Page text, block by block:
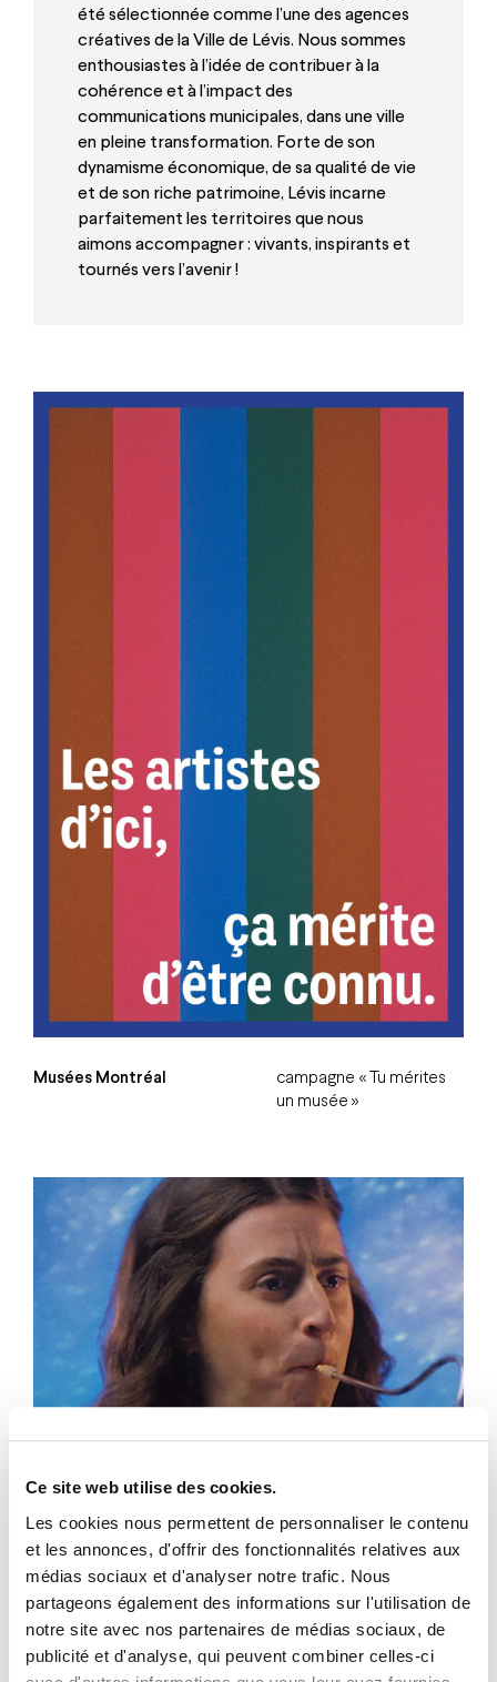
Ce site web utilise des cookies.
Les cookies nous permettent de personnaliser le contenu
et les annonces, d'offrir des fonctionnalités relatives aux
médias sociaux et d'analyser notre trafic. Nous
partageons également des informations sur l'utilisation de
notre site avec nos partenaires de médias sociaux, de
publicité et d'analyse, qui peuvent combiner celles-ci
été sélectionnée comme l’une des agences
créatives de la Ville de Lévis. Nous sommes
enthousiastes à l’idée de contribuer à la
cohérence et à l’impact des
communications municipales, dans une ville
en pleine transformation. Forte de son
dynamisme économique, de sa qualité de vie
et de son riche patrimoine, Lévis incarne
parfaitement les territoires que nous
aimons accompagner : vivants, inspirants et
tournés vers l’avenir !
Musées Montréal
campagne « Tu mérites
un musée »